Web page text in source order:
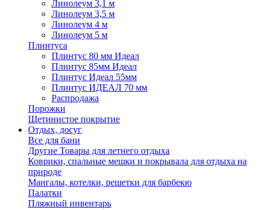
Линолеум 3,1 м
Линолеум 3,5 м
Линолеум 4 м
Линолеум 5 м
Плинтуса
Плинтус 80 мм Идеал
Плинтус 85мм Идеал
Плинтус Идеал 55мм
Плинтус ИДЕАЛ 70 мм
Распродажа
Порожки
Щетинистое покрытие
Отдых, досуг
Все для бани
Другие Товары для летнего отдыха
Коврики, спальные мешки и покрывала для отдыха на
природе
Мангалы, котелки, решетки для барбекю
Палатки
Пляжный инвентарь